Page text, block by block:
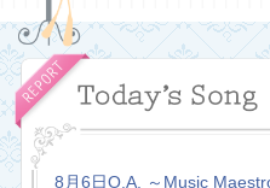
8月6日O.A. ～Music